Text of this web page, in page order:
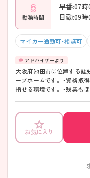
勤務時間
早番:07時
日勤:09時
マイカー通勤可・相談可
大阪府池田市に位置する認
ープホームです。 ・資格取得支援もあり、働き方ながらスキルアップも目
指せる環境です。 ・残業もほとんどなく18時過ぎには全員退社されてい
お気に入り